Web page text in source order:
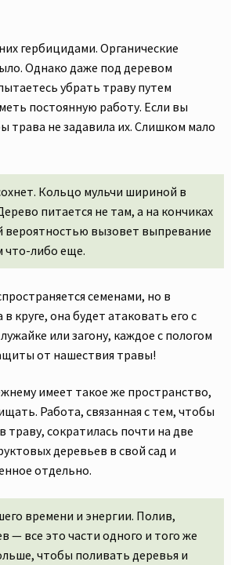
гербицидами. Органические
Однако даже под деревом
убрать траву путем
постоянную работу. Если вы
трава не задавила их. Слишком мало
Кольцо мульчи шириной в
питается не там, а на кончиках
вероятностью вызовет выпревание
что-либо еще.
семенами, но в
круге, она будет атаковать его с
или загону, каждое с пологом
от нашествия травы!
имеет такое же пространство,
Работа, связанная с тем, чтобы
сократилась почти на две
деревьев в свой сад и
отдельно.
времени и энергии. Полив,
— все это части одного и того же
чтобы поливать деревья и